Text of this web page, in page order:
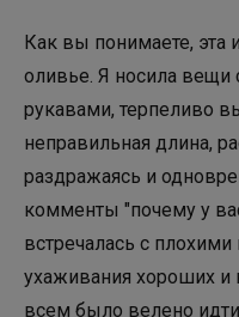
Как вы понимаете, эта
оливье. Я носила вещи
рукавами, терпеливо
неправильная длина,
раздражаясь и
комменты "почему у
встречалась с
ухаживания хороших
всем было велено идти